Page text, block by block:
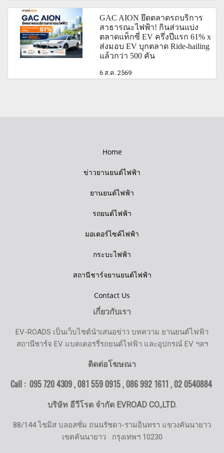
GAC AION ยึดตลาดรถบริการ
สาธารณะไฟฟ้า! กินส่วนแบ่ง
ตลาดแท็กซี่ EV ครึ่งปีแรก 61% x
ส่งมอบ EV บุกตลาด Ride-hailing
แล้วกว่า 500 คัน
6 ส.ค. 2569
Home
ข่าวยานยนต์ไฟฟ้า
ยานยนต์ไฟฟ้า
รถยนต์ไฟฟ้า
มอเตอร์ไซค์ไฟฟ้า
กระบะไฟฟ้า
สถานีชาร์จยานยนต์ไฟฟ้า
Contact Us
เกี่ยวกับเรา
EV-ROADS เป็นเว็บไซต์นำเสนอข่าว บทความ ยานยนต์ไฟฟ้า
สถานีชาร์จ EV แบตเตอรรี่รถยนต์ไฟฟ้า และอุปกรณ์ EV ฯลฯ
ติดต่อโฆษณา
Call : 095 720 4309 , 081 559 0915 , 086 992 1611 ,02 0540884
บริษัท อีวีโรด จำกัด EVROAD CO.,LTD.
88/144 ไซมิส บลอสซั่ม ถนนรัชดา-รามอินทรา แขวงคันนายาว
เขตคันนายาว กรุงเทพฯ 10230